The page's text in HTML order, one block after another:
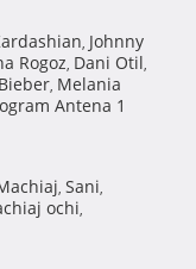
, Johnny
Rogoz, Dani Otil,
, Melania
Antena 1
, Sani,
ochi,